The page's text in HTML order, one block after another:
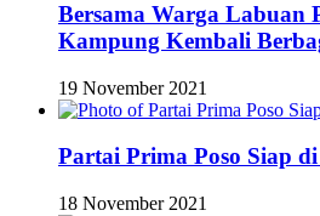
Bersama Warga Labuan
Kampung Kembali
19 November 2021
Partai Prima Poso Siap
18 November 2021